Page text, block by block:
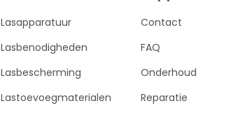
Lasapparatuur
Lasbenodigheden
Lasbescherming
Lastoevoegmaterialen
Contact
FAQ
Onderhoud
Reparatie